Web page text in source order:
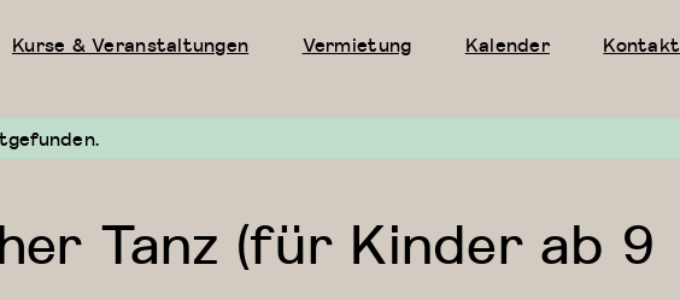
Kurse & Veranstaltungen Vermietung Kalender Kontakt
Tanz (für Kinder ab 9